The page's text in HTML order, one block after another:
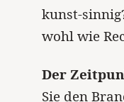
kunst-
wohl wie
Der
Sie den